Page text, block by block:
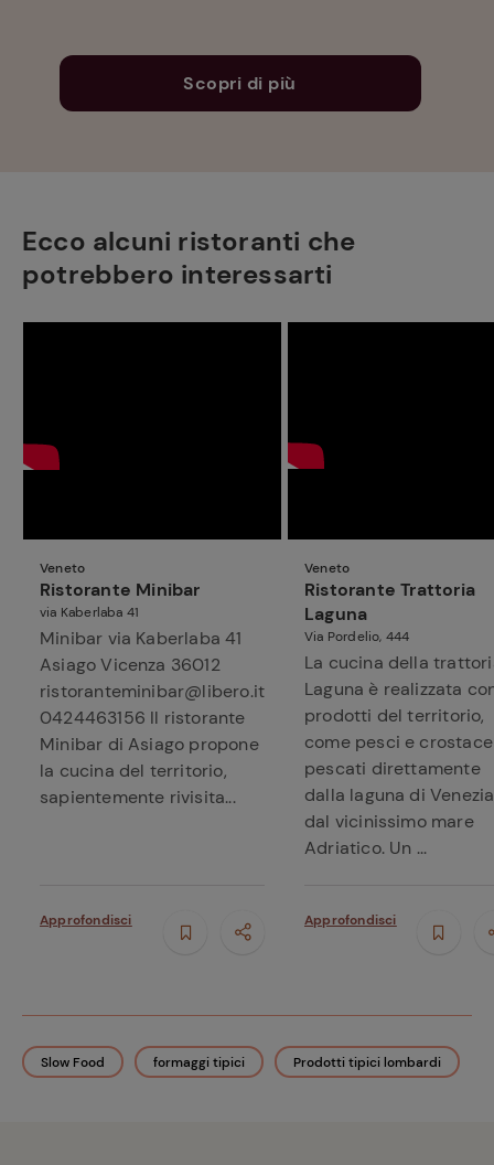
Scopri di più
Ecco alcuni ristoranti che
potrebbero interessarti
Veneto
Ristorante Minibar
via Kaberlaba 41
Minibar via Kaberlaba 41
Asiago Vicenza 36012
ristoranteminibar@libero.it
0424463156 Il ristorante
Minibar di Asiago propone
la cucina del territorio,
sapientemente rivisita...
Approfondisci
Veneto
Ristorante Trattoria
Laguna
Via Pordelio, 444
La cucina della
Laguna è realizzata
prodotti del territorio,
come pesci e
pescati direttamente
dalla laguna di
dal vicinissimo mare
Adriatico. Un ...
Approfondisci
Slow Food formaggi tipici Prodotti tipici lombardi